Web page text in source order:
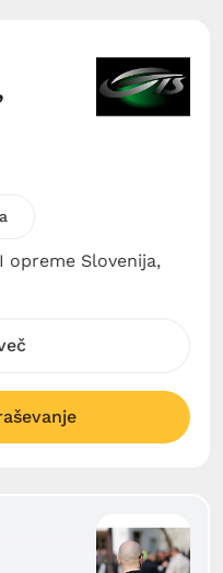
opreme Slovenija,